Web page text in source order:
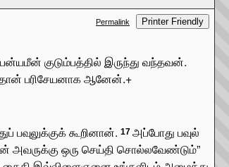
Permalink Printer Friendly
குடும்பத்தில் இருந்து வந்தவன்.
பரிசேயனாக ஆனேன்.+
பவுலுக்குக் கூறினான். 17 அப்போது பவுல்
அவருக்கு ஒரு செய்தி சொல்லவேண்டும்”